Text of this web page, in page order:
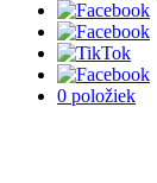
0 položiek